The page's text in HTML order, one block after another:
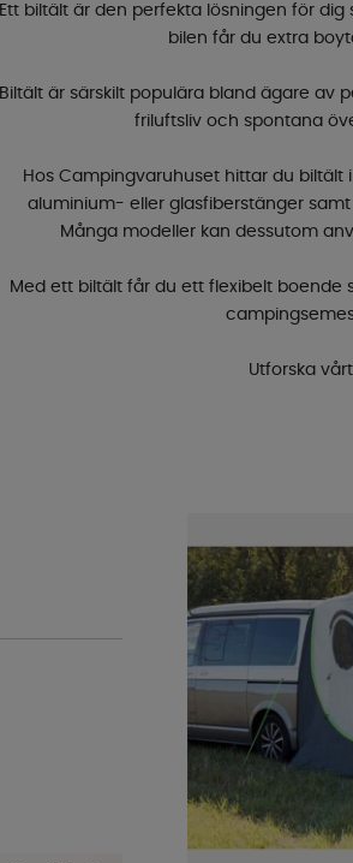
Ett biltält är den perfekta lösningen för
bilen får du extra
Biltält är särskilt populära bland ägare av
friluftsliv och spontana
Hos Campingvaruhuset hittar du
aluminium- eller glasfiberstänger
Många modeller kan dessutom
Med ett biltält får du ett flexibelt boende
Utforska